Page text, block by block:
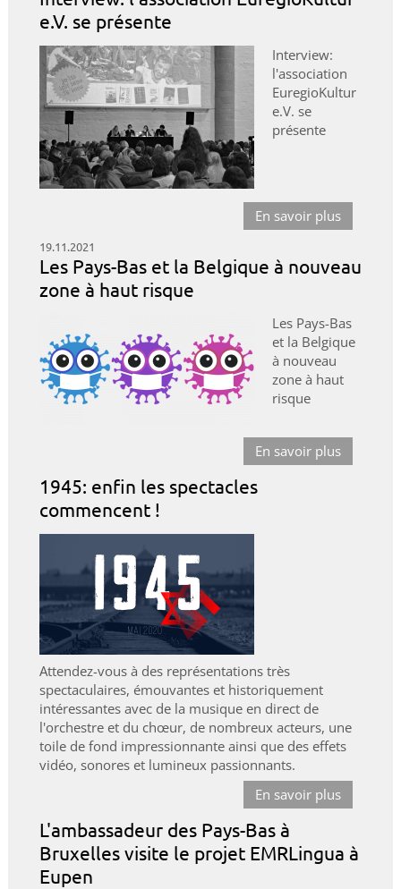
e.V. se présente
Interview:
l'association
EuregioKultur
e.V. se
présente
En savoir plus
19.11.2021
Les Pays-Bas et la Belgique à nouveau
zone à haut risque
Les Pays-Bas
et la Belgique
à nouveau
zone à haut
risque
En savoir plus
1945: enfin les spectacles
commencent !
Attendez-vous à des représentations très
spectaculaires, émouvantes et historiquement
intéressantes avec de la musique en direct de
l'orchestre et du chœur, de nombreux acteurs, une
toile de fond impressionnante ainsi que des effets
vidéo, sonores et lumineux passionnants.
En savoir plus
L'ambassadeur des Pays-Bas à
Bruxelles visite le projet EMRLingua à
Eupen